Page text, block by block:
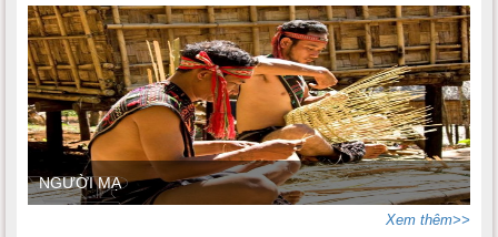
NGƯỜI MẠ
Xem thêm>>